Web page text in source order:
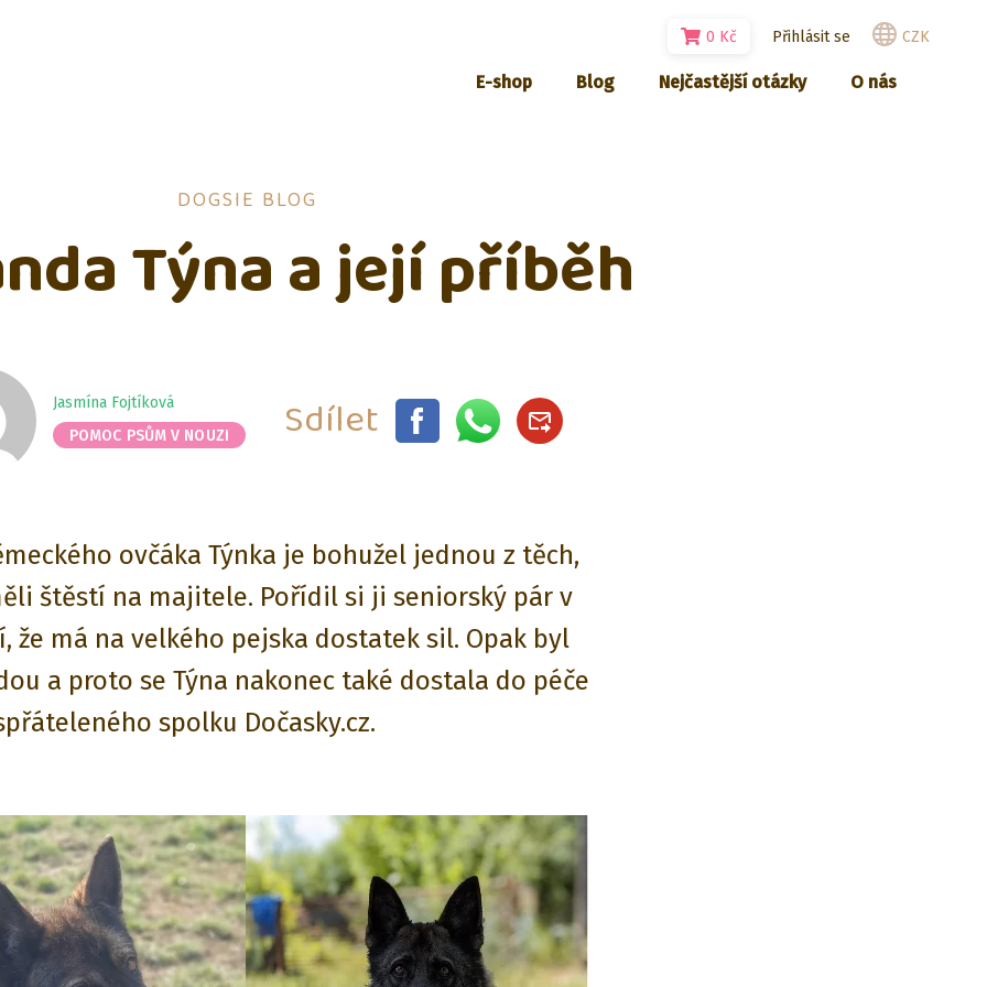
E-shop Blog Nejčastější otázky O nás
0 Kč Přihlásit se CZK
DOGSIE BLOG
Týna a její příběh
Jasmína Fojtíková
POMOC PSŮM V NOUZI
Sdílet
ovčáka Týnka je bohužel jednou z těch,
štěstí na majitele. Pořídil si ji seniorský pár v
že má na velkého pejska dostatek sil. Opak byl
a proto se Týna nakonec také dostala do péče
spolku Dočasky.cz.